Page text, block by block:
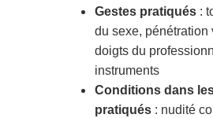
Gestes pratiqués :
du sexe,
doigts du
instruments
Conditions dans
pratiqués : nudité